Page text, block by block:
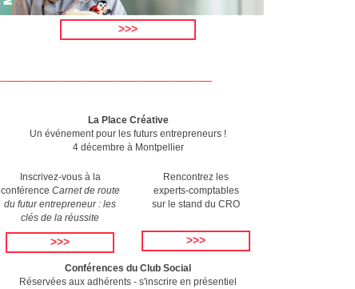
>>>
La Place Créative
Un événement pour les futurs entrepreneurs !
4 décembre à Montpellier
Inscrivez-vous à la
conférence Carnet de route
du futur entrepreneur : les
clés de la réussite
>>>
Rencontrez les
experts-comptables
sur le stand du CRO
>>>
Conférences du Club Social
Réservées aux adhérents - s'inscrire en présentiel